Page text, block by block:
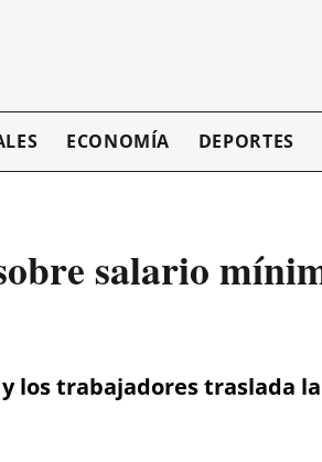
ECONOMÍA DEPORTES
salario
los trabajadores traslada